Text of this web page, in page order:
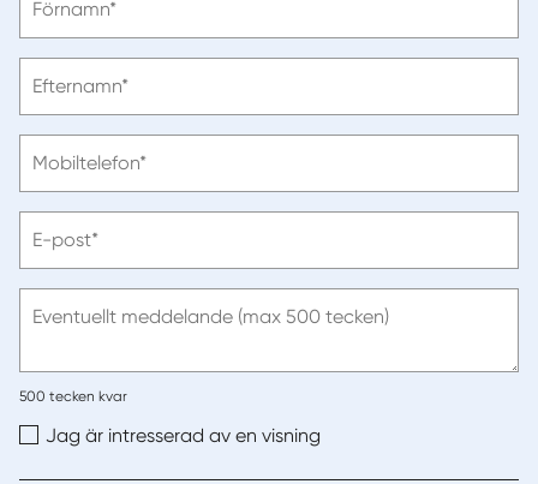
ange
Förnamn*
ange
Efternamn*
ange
Mobiltelefon*
ange
post
E-post*
Eventuellt meddelande (max 500 tecken)
500 tecken kvar
Jag är intresserad av en visning